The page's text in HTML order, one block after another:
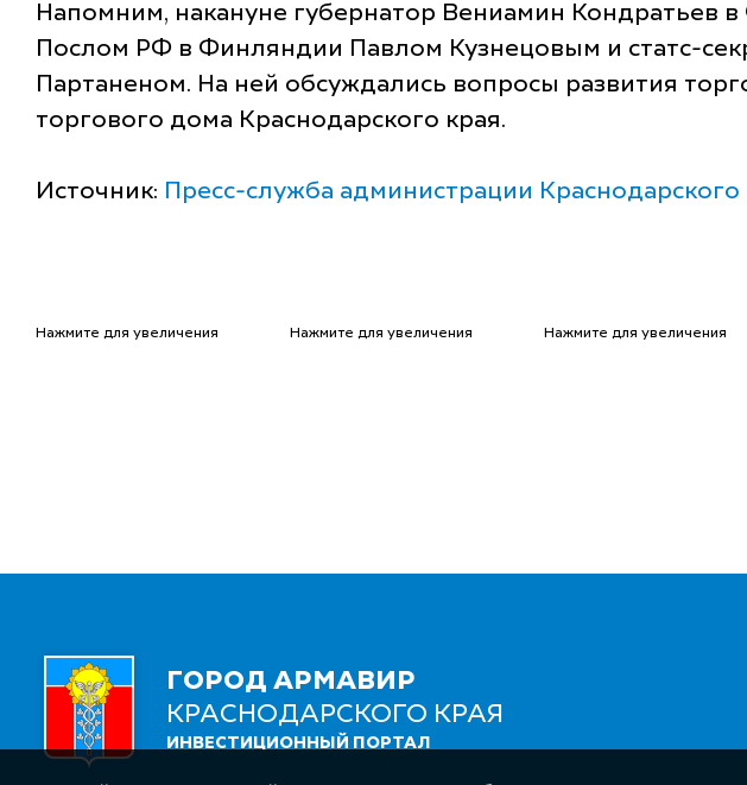
Напомним, накануне губернатор Вениамин
Послом РФ в Финляндии Павлом Кузнецовым и статс-
Партаненом. На ней обсуждались вопросы развития
торгового дома Краснодарского края.
Источник: Пресс-служба администрации Краснодарского
Нажмите для увеличения Нажмите для увеличения Нажмите для увеличения
ГОРОД АРМАВИР
КРАСНОДАРСКОГО КРАЯ
ИНВЕСТИЦИОННЫЙ ПОРТАЛ